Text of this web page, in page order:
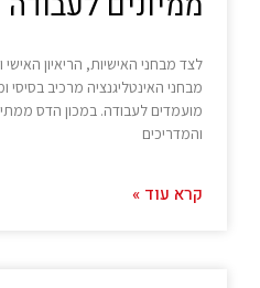
לצד מבחני האישיות, הריאיון
מבחני האינטליגנציה מרכיב בסיסי
מועמדים לעבודה. במכון הדס
והמדריכים
קרא עוד »